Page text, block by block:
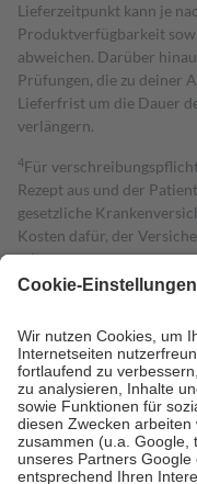
Lieferzeitpunkt kann je
Produktverfügbarkeit
abweichen. Darüber
Prüfungen, die zu deiner
Lieferfrist um die Dauer
verlängern.
4Für
Rezept aus und der
gesetzliche
Kosten dafür, der
mit.
Grundsätzlich leisten
höchstens zehn Euro.
Es
Kosten der Leistung zu
Diese Regeln gelten
Bei Heilmitteln und
Zuzahlung zehn Prozent
Verordnung.
Um das Engagement der